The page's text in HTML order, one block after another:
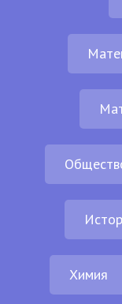
Химия